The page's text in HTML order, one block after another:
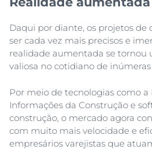
Daqui por diante, os projetos de
ser cada vez mais precisos e
realidade aumentada se tornou
valiosa no cotidiano de inúmeras
Por meio de tecnologias como
Informações da Construção e
construção, o mercado agora
com muito mais velocidade e
empresários varejistas que